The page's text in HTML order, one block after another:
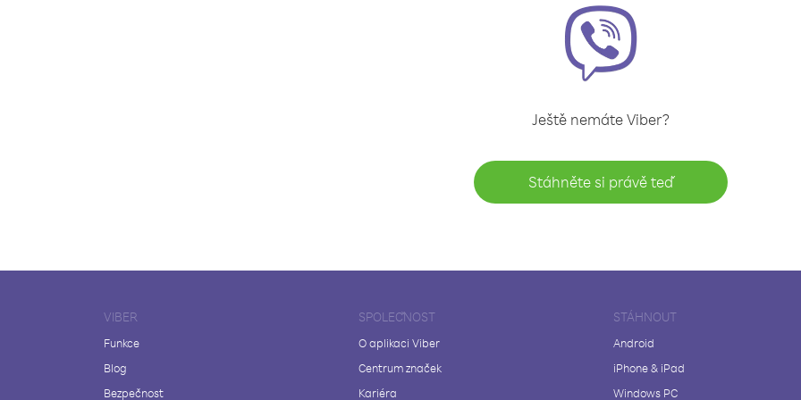
Ještě nemáte Viber?
Stáhněte si právě teď
VIBER
Funkce
Blog
Bezpečnost
SPOLEČNOST
O aplikaci Viber
Centrum značek
Kariéra
STÁHNOUT
Android
iPhone & iPad
Windows PC